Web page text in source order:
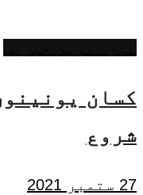
کسان
شروع
27 ستمبر 2021